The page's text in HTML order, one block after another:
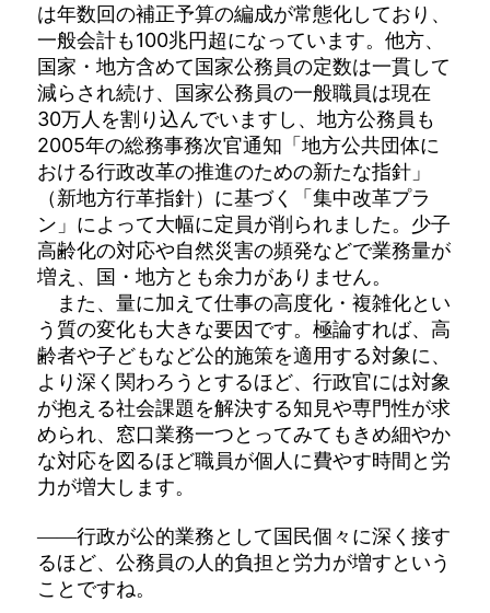
は年数回の補正予算の編成が常態化しており、
一般会計も100兆円超になっています。他方、
国家・地方含めて国家公務員の定数は一貫して
減らされ続け、国家公務員の一般職員は現在
30万人を割り込んでいますし、地方公務員も
2005年の総務事務次官通知「地方公共団体に
おける行政改革の推進のための新たな指針」
（新地方行革指針）に基づく「集中改革プラ
ン」によって大幅に定員が削られました。少子
高齢化の対応や自然災害の頻発などで業務量が
増え、国・地方とも余力がありません。
また、量に加えて仕事の高度化・複雑化とい
う質の変化も大きな要因です。極論すれば、高
齢者や子どもなど公的施策を適用する対象に、
より深く関わろうとするほど、行政官には対象
が抱える社会課題を解決する知見や専門性が求
められ、窓口業務一つとってみてもきめ細やか
な対応を図るほど職員が個人に費やす時間と労
力が増大します。
――行政が公的業務として国民個々に深く接す
るほど、公務員の人的負担と労力が増すという
ことですね。